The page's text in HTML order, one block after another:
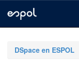
navigationDSpace en ESPOL